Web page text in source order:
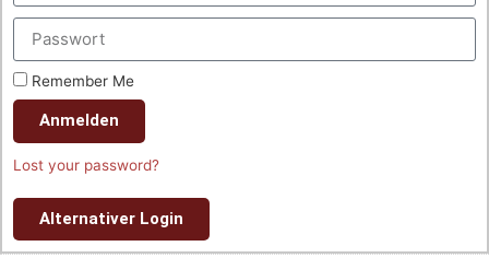
Remember Me
Anmelden
Lost your password?
Alternativer Login